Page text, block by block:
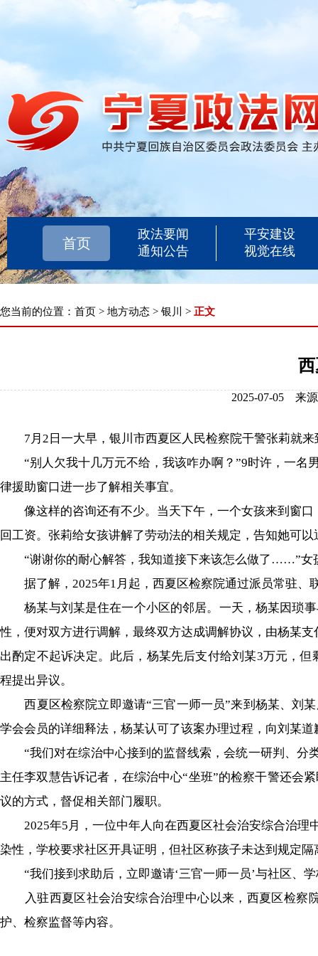
首页
政法要闻
通知公告
平安建设
视觉在线
您当前的位置： 首页 > 地方动态 > 银川 > 正文
2025-07-05 来
7月2日一大早，银川市西夏区人民检察院干警张莉就来
“别人欠我十几万元不给，我该咋办啊？”9时许，一名
律援助窗口进一步了解相关事宜。
像这样的咨询还有不少。当天下午，一个女孩来到窗口
回工资。张莉给女孩讲解了劳动法的相关规定，告知她可
“谢谢你的耐心解答，我知道接下来该怎么做了……”女
据了解，2025年1月起，西夏区检察院通过派员常驻、
杨某与刘某是住在一个小区的邻居。一天，杨某因琐事
性，便对双方进行调解，最终双方达成调解协议，由杨某
出酌定不起诉决定。此后，杨某先后支付给刘某3万元，
程提出异议。
西夏区检察院立即邀请“三官一师一员”来到杨某、刘某
学会会员的详细释法，杨某认可了该案办理过程，向刘某
“我们对在综治中心接到的监督线索，会统一研判、分类
主任李双慧告诉记者，在综治中心“坐班”的检察干警还会
议的方式，督促相关部门履职。
2025年5月，一位中年人向在西夏区社会治安综合治理
染性，学校要求社区开具证明，但社区称孩子未达到规定
“我们接到求助后，立即邀请‘三官一师一员’与社区、学
入驻西夏区社会治安综合治理中心以来，西夏区检察
护、检察监督等内容。